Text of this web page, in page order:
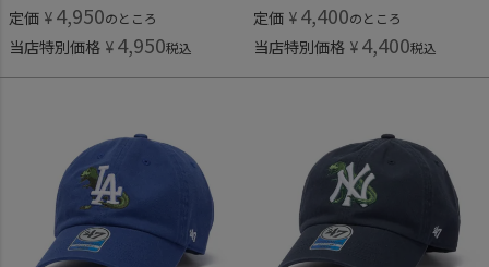
定価 ¥ 4,950のところ
当店特別価格 ¥ 4,950税込
定価 ¥ 4,400のところ
当店特別価格 ¥ 4,400税込